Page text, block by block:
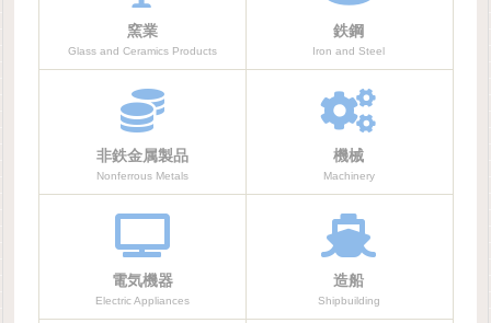
窯業
Glass and Ceramics Products
鉄鋼
Iron and Steel
非鉄金属製品
Nonferrous Metals
機械
Machinery
電気機器
Electric Appliances
造船
Shipbuilding